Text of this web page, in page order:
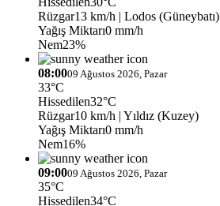
Rüzgar13 km/h | Lodos (Güneybatı)
Yağış Miktarı0 mm/h
Nem23%
08:0009 Ağustos 2026, Pazar
33°C
Hissedilen32°C
Rüzgar10 km/h | Yıldız (Kuzey)
Yağış Miktarı0 mm/h
Nem16%
09:0009 Ağustos 2026, Pazar
35°C
Hissedilen34°C